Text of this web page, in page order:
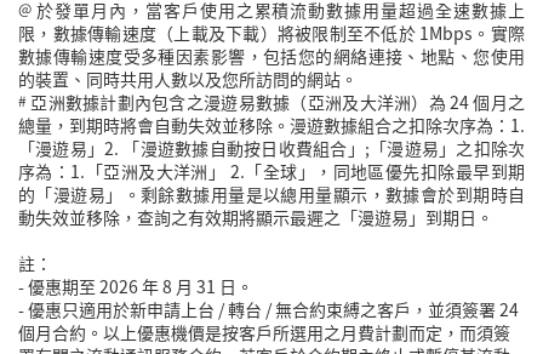
@ 於發單月內，當客戶使用之累積流動數據用量超過全速數據上
限，數據傳輸速度（上載及下載）將被限制至不低於 1Mbps。實際
數據傳輸速度受多種因素影響，包括您的網絡連接、地點、您使用
的裝置、同時共用人數以及您所訪問的網站。
# 亞洲數據計劃內包含之漫遊易數據（亞洲及大洋洲）為 24 個月之
總量，到期時將會自動失效並移除。漫遊數據組合之扣除次序為：1.
「漫遊易」2. 「漫遊數據自動按日收費組合」;「漫遊易」之扣除次
序為：1.「亞洲及大洋洲」 2.「全球」，同地區優先扣除最早到期
的「漫遊易」。剩餘數據用量是以總用量顯示，數據會於到期時自
動失效並移除，查詢之有效期將顯示最遲之「漫遊易」到期日。
註：
- 優惠期至 2026 年 8 月 31 日。
- 優惠只適用於新申請上台 / 轉台 / 無合約束縛之客戶，並須簽署 24
個月合約。以上優惠機價是按客戶所選用之月費計劃而定，而須簽